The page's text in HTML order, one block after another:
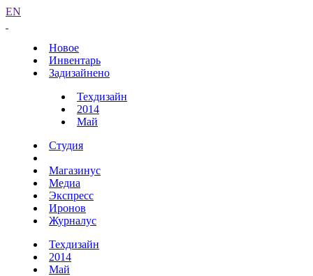
EN
Новое
Инвентарь
Задизайнено
Техдизайн
2014
Май
Студия
Магазинус
Медиа
Экспресс
Иронов
Журналус
Техдизайн
2014
Май